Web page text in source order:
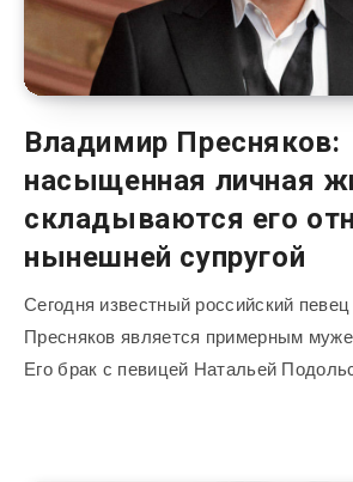
Владимир Пресняков:
насыщенная личная
складываются его
нынешней супругой
Сегодня известный российский
Пресняков является примерным
Его брак с певицей Натальей